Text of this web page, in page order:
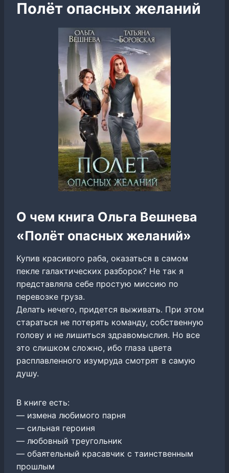
Полёт опасных желаний
О чем книга Ольга Вешнева
«Полёт опасных желаний»
Купив красивого раба, оказаться в самом
пекле галактических разборок? Не так я
представляла себе простую миссию по
перевозке груза.
Делать нечего, придется выживать. При этом
стараться не потерять команду, собственную
голову и не лишиться здравомыслия. Но все
это слишком сложно, ибо глаза цвета
расплавленного изумруда смотрят в самую
душу.
В книге есть:
— измена любимого парня
— сильная героиня
— любовный треугольник
— обаятельный красавчик с таинственным
прошлым